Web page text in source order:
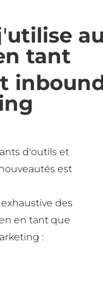
utilise
tant
d'outils et
est
des
en tant que
: